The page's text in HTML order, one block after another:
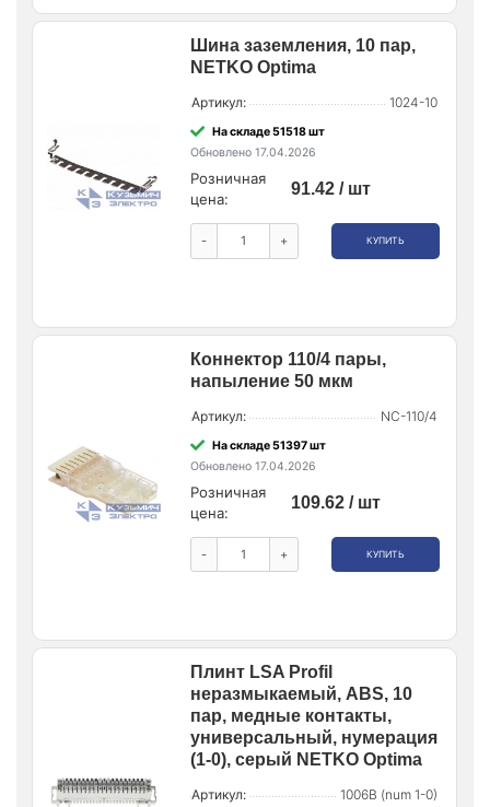
Шина заземления, 10 пар,
NETKO Optima
Артикул: 1024-10
На складе 51518 шт
Обновлено 17.04.2026
Розничная
цена:
91.42 / шт
- + КУПИТЬ
Коннектор 110/4 пары,
напыление 50 мкм
Артикул: NC-110/4
На складе 51397 шт
Обновлено 17.04.2026
Розничная
цена:
109.62 / шт
- + КУПИТЬ
Плинт LSA Profil
неразмыкаемый, ABS, 10
пар, медные контакты,
универсальный, нумерация
(1-0), серый NETKO Optima
Артикул:
1006B (num 1-0)